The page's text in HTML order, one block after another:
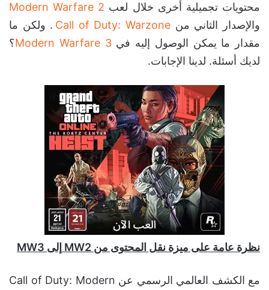
محتويات تجميلية أخرى خلال لعب Modern Warfare 2
والإصدار الثاني من Call of Duty: Warzone
. ولكن ما
مقدار ما يمكن الوصول إليه فيModern Warfare 3؟
لديك أسئلة. لدينا الإجابات.
نظرة عامة على ميزة نقل المحتوى من إلى
مع الكشف العالمي الرسمي عن Call of Duty: Modern